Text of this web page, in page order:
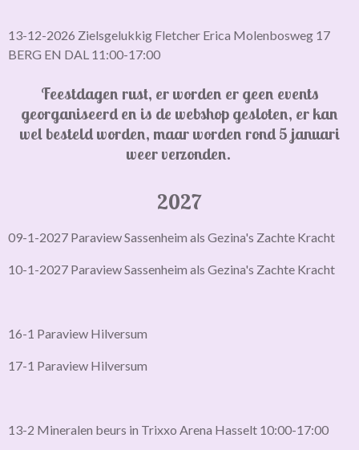
13-12-2026 Zielsgelukkig Fletcher Erica Molenbosweg 17
BERG EN DAL 11:00-17:00
Feestdagen rust, er worden er geen events
georganiseerd en is de webshop gesloten, er kan
wel besteld worden, maar worden rond 5 januari
weer verzonden.
2027
09-1-2027 Paraview Sassenheim als Gezina's Zachte Kracht
10-1-2027 Paraview Sassenheim als Gezina's Zachte Kracht
16-1 Paraview Hilversum
17-1 Paraview Hilversum
13-2 Mineralen beurs in Trixxo Arena Hasselt 10:00-17:00